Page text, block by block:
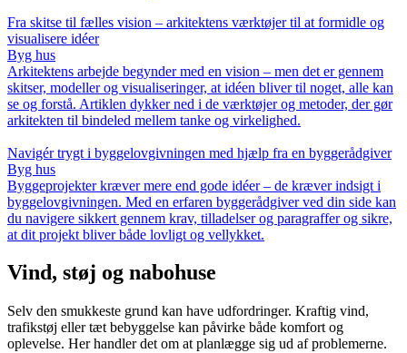
Fra skitse til fælles vision – arkitektens værktøjer til at formidle og
visualisere idéer
Byg hus
Arkitektens arbejde begynder med en vision – men det er gennem
skitser, modeller og visualiseringer, at idéen bliver til noget, alle kan
se og forstå. Artiklen dykker ned i de værktøjer og metoder, der gør
arkitekten til bindeled mellem tanke og virkelighed.
Navigér trygt i byggelovgivningen med hjælp fra en byggerådgiver
Byg hus
Byggeprojekter kræver mere end gode idéer – de kræver indsigt i
byggelovgivningen. Med en erfaren byggerådgiver ved din side kan
du navigere sikkert gennem krav, tilladelser og paragraffer og sikre,
at dit projekt bliver både lovligt og vellykket.
Vind, støj og nabohuse
Selv den smukkeste grund kan have udfordringer. Kraftig vind,
trafikstøj eller tæt bebyggelse kan påvirke både komfort og
oplevelse. Her handler det om at planlægge sig ud af problemerne.